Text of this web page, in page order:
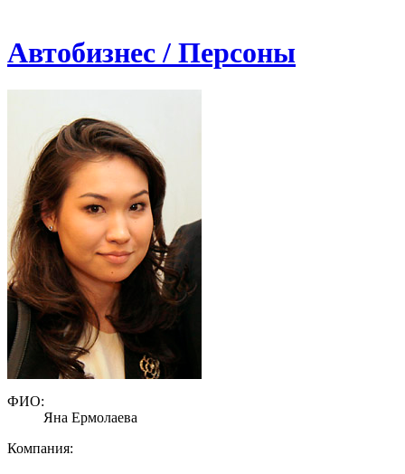
Автобизнес / Персоны
ФИО:
Яна Ермолаева
Компания: